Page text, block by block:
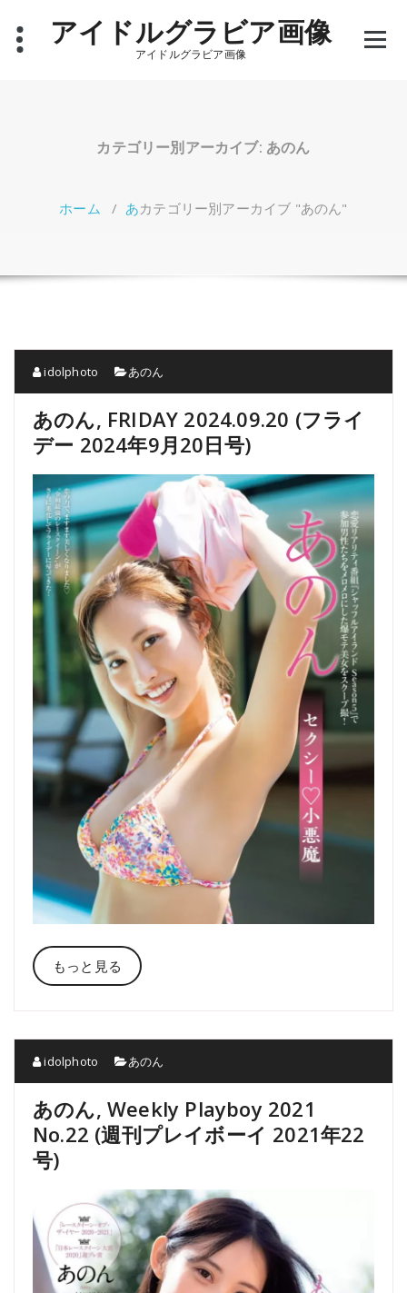
アイドルグラビア画像
アイドルグラビア画像
カテゴリー別アーカイブ: あのん
ホーム / あカテゴリー別アーカイブ "あのん"
idolphoto あのん
あのん, FRIDAY 2024.09.20 (フライ
デー 2024年9月20日号)
もっと見る
idolphoto あのん
あのん, Weekly Playboy 2021
No.22 (週刊プレイボーイ 2021年22
号)